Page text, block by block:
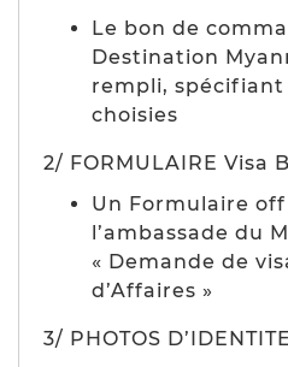
Le bon de
Destination
rempli, spécifiant
choisies
2/ FORMULAIRE Visa
Un Formulaire
l’ambassade du
« Demande de
d’Affaires »
3/ PHOTOS